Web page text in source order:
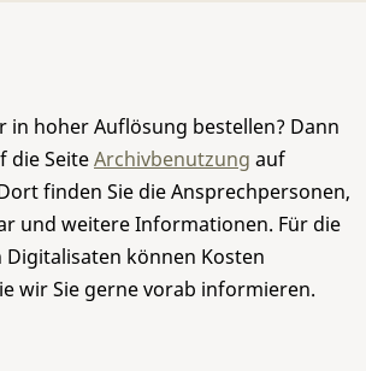
in hoher Auflösung bestellen? Dann
die SeiteArchivbenutzung auf
finden Sie die Ansprechpersonen,
und weitere Informationen. Für die
können Kosten
wir Sie gerne vorab informieren.